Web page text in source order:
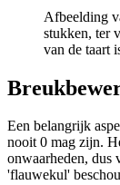
Afbeelding
stukken, ter
van de taart
Een belangrijk
nooit 0 mag zijn.
onwaarheden, dus
'flauwekul'